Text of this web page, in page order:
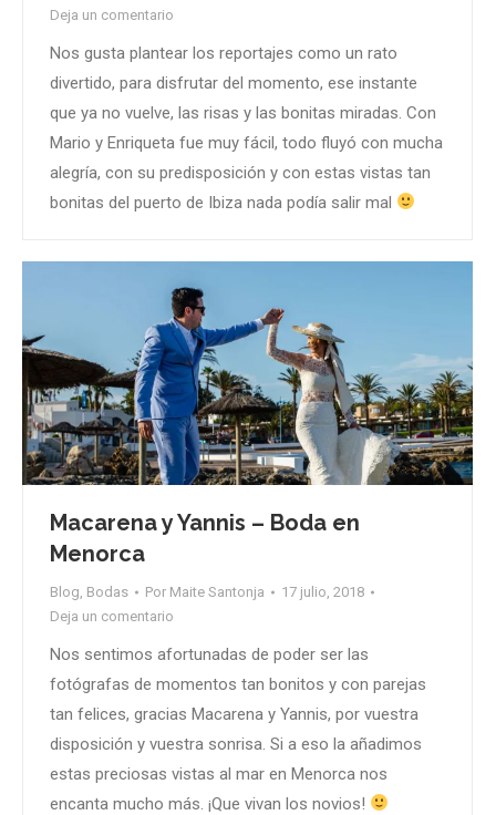
Deja un comentario
Nos gusta plantear los reportajes como un rato
divertido, para disfrutar del momento, ese instante
que ya no vuelve, las risas y las bonitas miradas. Con
Mario y Enriqueta fue muy fácil, todo fluyó con mucha
alegría, con su predisposición y con estas vistas tan
bonitas del puerto de Ibiza nada podía salir mal
Macarena y Yannis – Boda en
Menorca
Blog Bodas Por Maite Santonja
17 julio, 2018
Deja un comentario
Nos sentimos afortunadas de poder ser las
fotógrafas de momentos tan bonitos y con parejas
tan felices, gracias Macarena y Yannis, por vuestra
disposición y vuestra sonrisa. Si a eso la añadimos
estas preciosas vistas al mar en Menorca nos
encanta mucho más. ¡Que vivan los novios!